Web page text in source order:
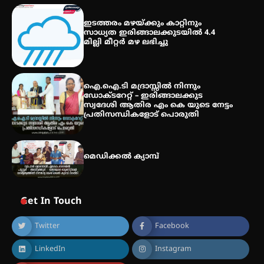
കോമേഴ്‌സ് അസോസിയേഷന്
തുടക്കമായി
കോമേഴ്സ് എക്സ്പോയുമായി
എസ് എൻ ഹയർ സെക്കൻഡറി
വിദ്യാർത്ഥികൾ
ഇടത്തരം മഴയ്ക്കും കാറ്റിനും
സാധ്യത ഇരിങ്ങാലക്കുടയിൽ 4.4
മില്ലി മീറ്റർ മഴ ലഭിച്ചു
ഐ.ഐ.ടി മദ്രാസ്സിൽ നിന്നും
ഡോക്ടറേറ്റ് – ഇരിങ്ങാലക്കുട
സ്വദേശി ആതിര എം കെ യുടെ നേട്ടം
പ്രതിസന്ധികളോട് പൊരുതി
മെഡിക്കൽ ക്യാമ്പ്
Get In Touch
Twitter Facebook
LinkedIn Instagram